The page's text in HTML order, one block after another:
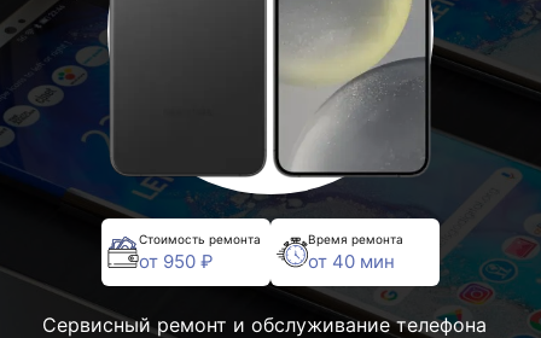
Стоимость ремонта
от 950 ₽
Время ремонта
от 40 мин
Сервисный ремонт и обслуживание телефона